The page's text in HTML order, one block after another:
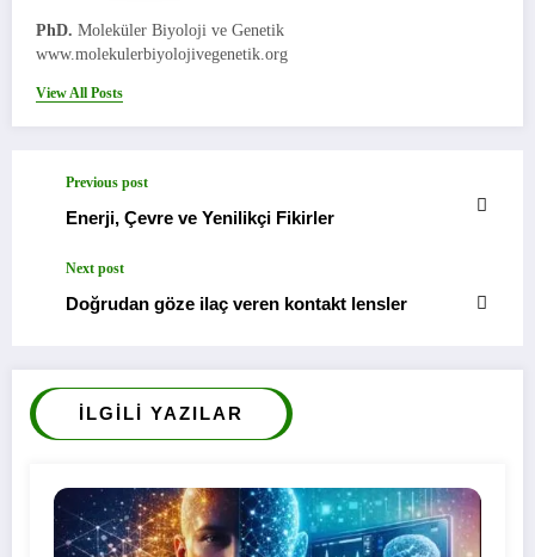
PhD. Moleküler Biyoloji ve Genetik
www.molekulerbiyolojivegenetik.org
View All Posts
Previous post
Enerji, Çevre ve Yenilikçi Fikirler
Next post
Doğrudan göze ilaç veren kontakt lensler
İLGILI YAZILAR